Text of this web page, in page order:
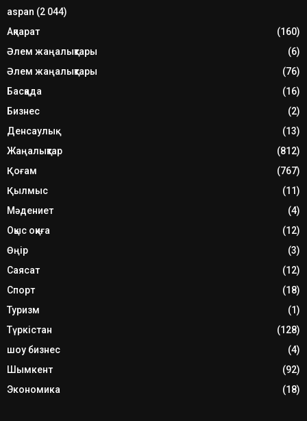
aspan (2 044)
Ақпарат
(160)
Әлем жаңалықтары
(6)
Әлем жаңалықтары
(76)
Басқада
(16)
Бизнес
(2)
Денсаулық
(13)
Жаңалықтар
(812)
Қоғам
(767)
Қылмыс
(11)
Мәдениет
(4)
Оқыс оқиға
(12)
Өңір
(3)
Саясат
(12)
Спорт
(18)
Туризм
(1)
Түркістан
(128)
шоу бизнес
(4)
Шымкент
(92)
Экономика
(18)